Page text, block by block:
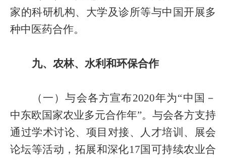
家的科研机构、大学及诊所等与中国开展多
种中医药合作。
九、农林、水利和环保合作
（一）与会各方宣布2020年为“中国－
中东欧国家农业多元合作年”。与会各方支持
通过学术讨论、项目对接、人才培训、展会
论坛等活动，拓展和深化17国可持续农业合